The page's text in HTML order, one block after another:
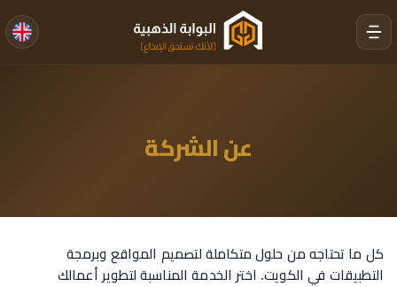
عن الشركة
كل ما تحتاجه من حلول متكاملة لتصميم المواقع وبرمجة
التطبيقات في الكويت. اختر الخدمة المناسبة لتطوير أعمالك